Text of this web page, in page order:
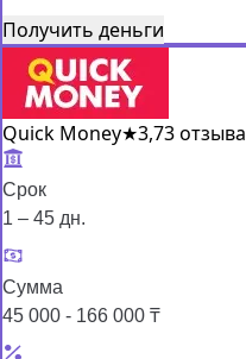
Получить деньги
Quick Money★3,73 отзыва
Срок
1 – 45 дн.
Сумма
45 000 - 166 000 ₸